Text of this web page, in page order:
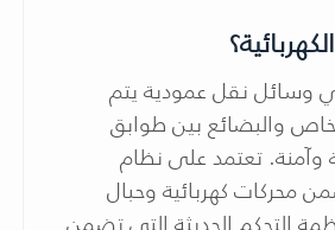
وسائل نقل عمودية يتم
والبضائع بين طوابق
وآمنة. تعتمد على نظام
محركات كهربائية وحبال